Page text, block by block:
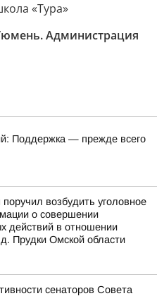
«Тура»
Администрация
Поддержка — прежде всего
возбудить уголовное
о совершении
действий в отношении
Прудки Омской области
сенаторов Совета